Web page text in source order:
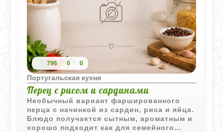
796 0 0
Португальская кухня
Перец с рисом и сардинами
Необычный вариант фаршированного
перца с начинкой из сардин, риса и яйца.
Блюдо получается сытным, ароматным и
хорошо подходит как для семейного